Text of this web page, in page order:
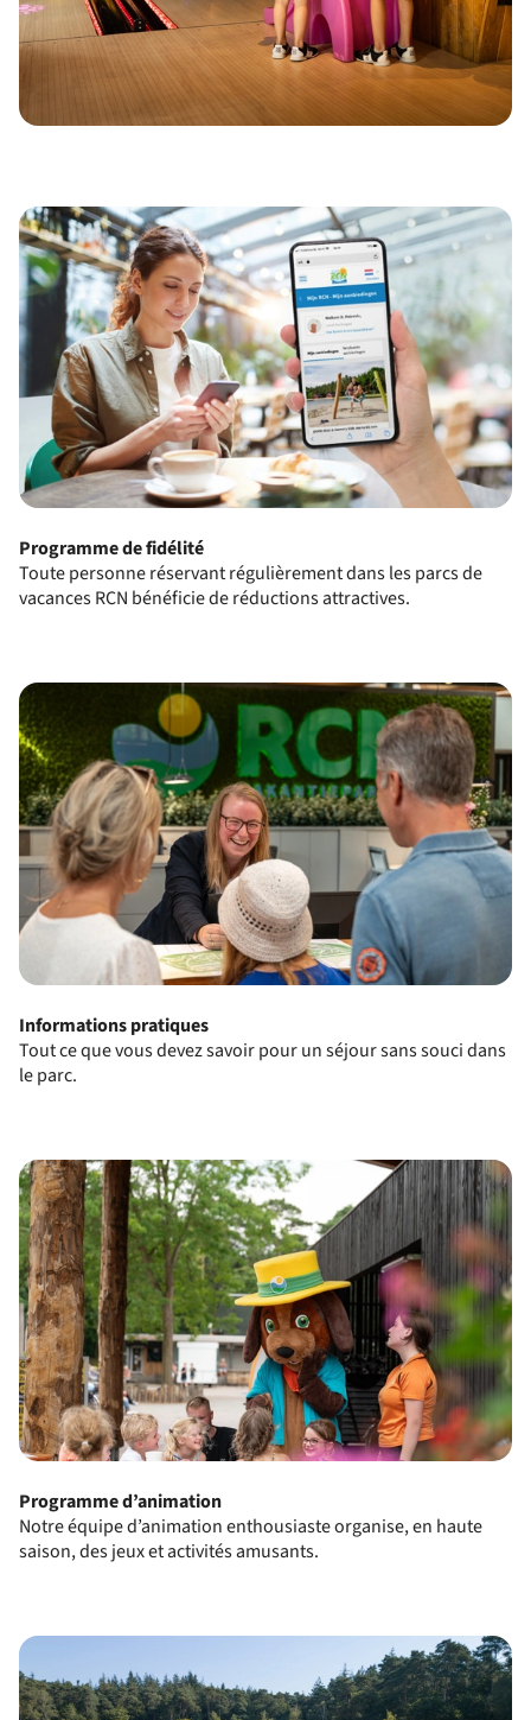
Programme de fidélité
Toute personne réservant régulièrement dans les parcs de
vacances RCN bénéficie de réductions attractives.
Informations pratiques
Tout ce que vous devez savoir pour un séjour sans souci dans
le parc.
Programme d’animation
Notre équipe d’animation enthousiaste organise, en haute
saison, des jeux et activités amusants.